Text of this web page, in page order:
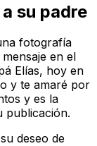
su padre
fotografía
en el
Elías, hoy en
y te amaré por
y es la
publicación.
deseo de